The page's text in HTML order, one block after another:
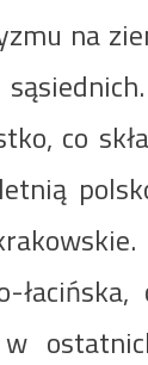
na
co